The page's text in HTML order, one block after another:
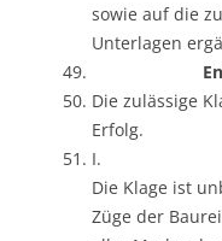
sowie auf die
Unterlagen
Die zulässige
Erfolg.
I.
Die Klage ist
Züge der